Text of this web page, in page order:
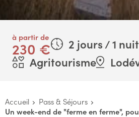
à partir de
230 €
2 jours / 1 nuit
Agritourisme
Accueil
Pass & Séjours
Un week-end de "ferme en ferme",